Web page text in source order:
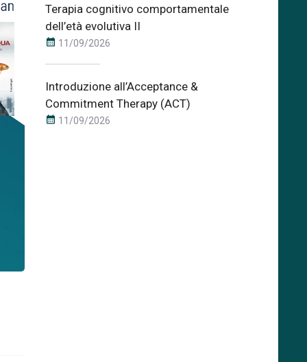
Terapia cognitivo comportamentale
dell’età evolutiva II
calendar_month 11/09/2026
Introduzione all’Acceptance &
Commitment Therapy (ACT)
calendar_month 11/09/2026